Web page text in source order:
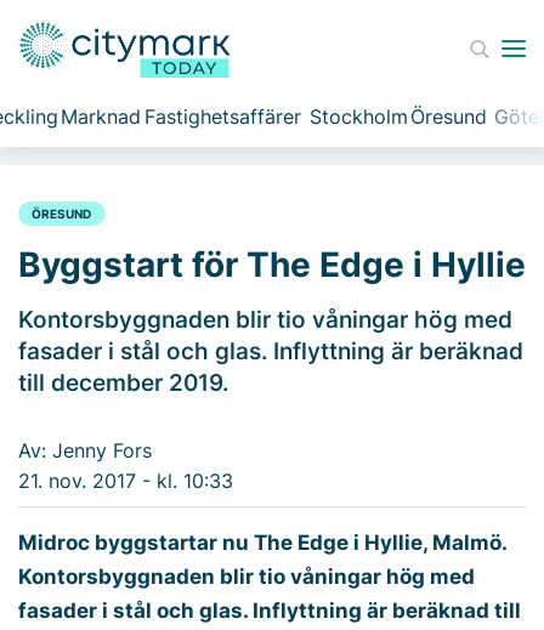
Marknad Fastighetsaffärer Stockholm Öresund
ÖRESUND
Byggstart för The Edge i Hyllie
Kontorsbyggnaden blir tio våningar hög med
fasader i stål och glas. Inflyttning är beräknad
till december 2019.
Av: Jenny Fors
21. nov. 2017 - kl. 10:33
Midroc byggstartar nu The Edge i Hyllie, Malmö.
Kontorsbyggnaden blir tio våningar hög med
fasader i stål och glas. Inflyttning är beräknad till